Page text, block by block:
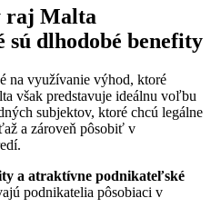
raj Malta
sú dlhodobé benefity
na využívanie výhod, ktoré
však predstavuje ideálnu voľbu
subjektov, ktoré chcú legálne
a zároveň pôsobiť v
a atraktívne podnikateľské
podnikatelia pôsobiaci v